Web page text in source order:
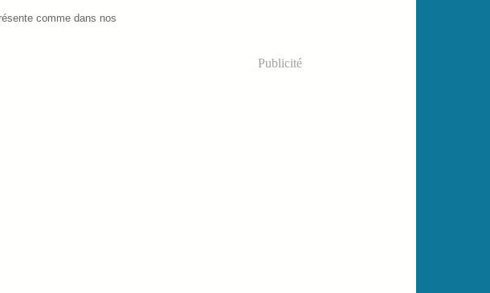
comme dans nos
Publicité